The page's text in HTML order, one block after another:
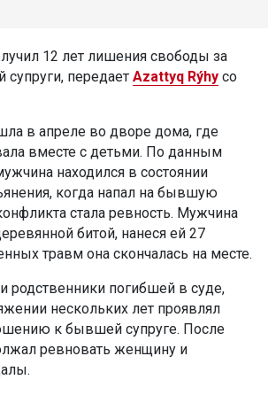
12 лет лишения свободы за
передает Azattyq Rýhy со
в апреле во дворе дома, где
вместе с детьми. По данным
находился в состоянии
когда напал на бывшую
стала ревность. Мужчина
битой, нанеся ей 27
травм она скончалась на месте.
родственники погибшей в суде,
нескольких лет проявлял
к бывшей супруге. После
ревновать женщину и